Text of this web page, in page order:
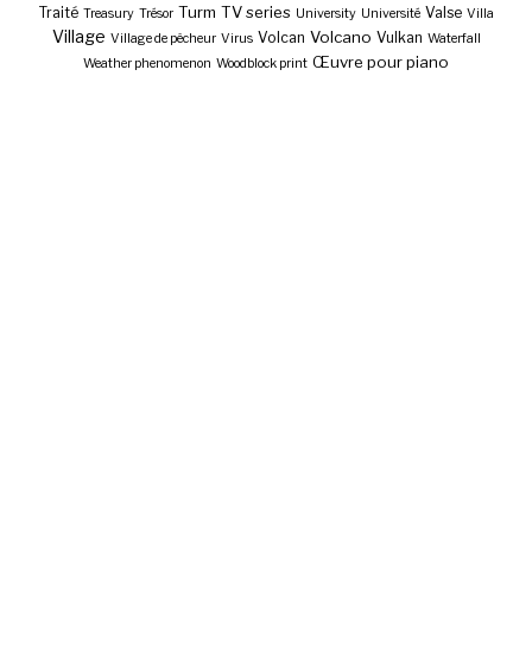
Traité Treasury Trésor Turm TV series University Université Valse Villa
Village Village de pêcheur Virus Volcan Volcano Vulkan Waterfall
Weather phenomenon Woodblock print Œuvre pour piano